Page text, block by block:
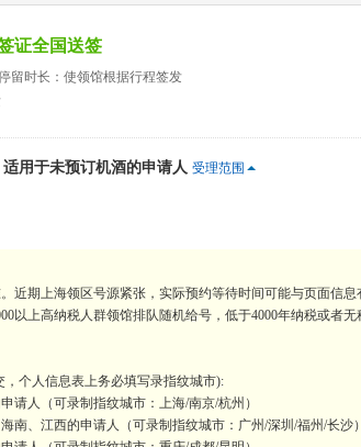
证全国送签
留时长：使领馆根据行程签发
用于未预订机酒的申请人 受理范围
近期上海领区号源紧张，实际预约等待时间可能与页面信
以上高纳税人群领馆排队随机给号，低于4000年纳税或者
个人信息表上务必填写录指纹城市):
人（可录制指纹城市：上海/南京/杭州）
、江西的申请人（可录制指纹城市：广州/深圳/福州/长沙）